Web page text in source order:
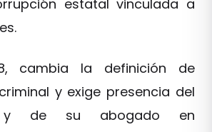
estatal vinculada a
cambia la definición de
y exige presencia del
y de su abogado en